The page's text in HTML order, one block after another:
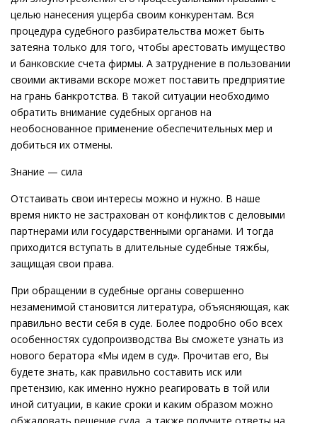
целью нанесения ущерба своим конкурентам. Вся
процедура судебного разбирательства может быть
затеяна только для того, чтобы арестовать имущество
и банковские счета фирмы. А затруднение в пользовании
своими активами вскоре может поставить предприятие
на грань банкротства. В такой ситуации необходимо
обратить внимание судебных органов на
необоснованное применение обеспечительных мер и
добиться их отмены.
Знание — сила
Отстаивать свои интересы можно и нужно. В наше
время никто не застрахован от конфликтов с деловыми
партнерами или государственными органами. И тогда
приходится вступать в длительные судебные тяжбы,
защищая свои права.
При обращении в судебные органы совершенно
незаменимой становится литература, объясняющая, как
правильно вести себя в суде. Более подробно обо всех
особенностях судопроизводства Вы сможете узнать из
нового бератора «Мы идем в суд». Прочитав его, Вы
будете знать, как правильно составить иск или
претензию, как именно нужно реагировать в той или
иной ситуации, в какие сроки и каким образом можно